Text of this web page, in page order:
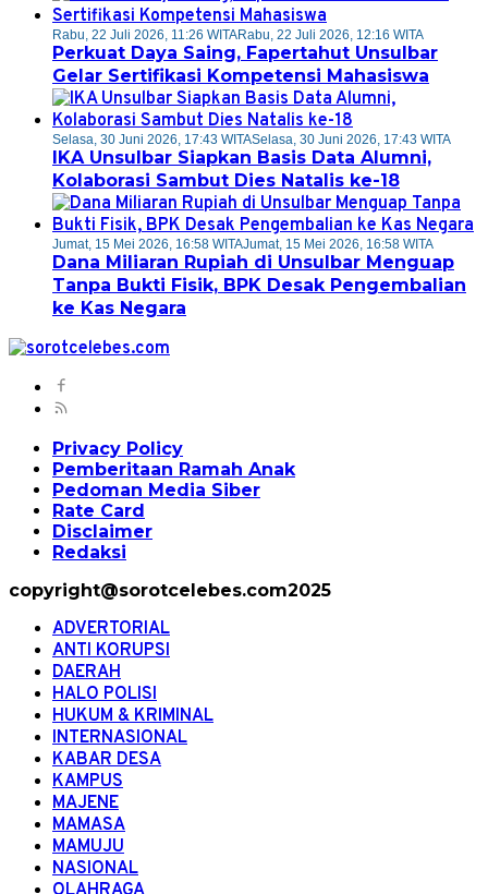
Rabu, 22 Juli 2026, 11:26 WITARabu, 22 Juli 2026, 12:16 WITA
Perkuat Daya Saing, Fapertahut Unsulbar
Gelar Sertifikasi Kompetensi Mahasiswa
Selasa, 30 Juni 2026, 17:43 WITASelasa, 30 Juni 2026, 17:43 WITA
IKA Unsulbar Siapkan Basis Data Alumni,
Kolaborasi Sambut Dies Natalis ke-18
Jumat, 15 Mei 2026, 16:58 WITAJumat, 15 Mei 2026, 16:58 WITA
Dana Miliaran Rupiah di Unsulbar Menguap
Tanpa Bukti Fisik, BPK Desak Pengembalian
ke Kas Negara
Privacy Policy
Pemberitaan Ramah Anak
Pedoman Media Siber
Rate Card
Disclaimer
Redaksi
copyright@sorotcelebes.com2025
ADVERTORIAL
ANTI KORUPSI
DAERAH
HALO POLISI
HUKUM & KRIMINAL
INTERNASIONAL
KABAR DESA
KAMPUS
MAJENE
MAMASA
MAMUJU
NASIONAL